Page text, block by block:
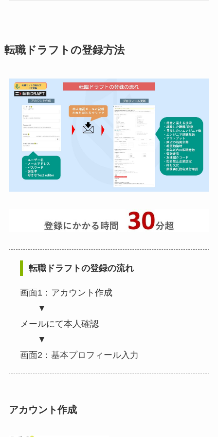
転職ドラフトの登録方法
転職ドラフトの登録の流れ
画面1：アカウント作成
▼
メールにて本人確認
▼
画面2：基本プロフィール入力
アカウント作成